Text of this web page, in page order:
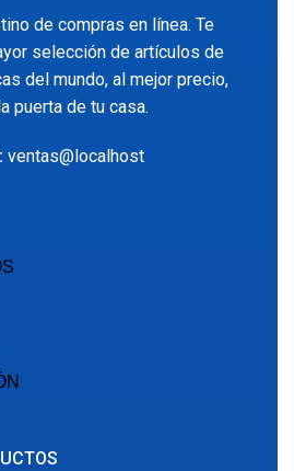
de compras en línea. Te
selección de artículos de
del mundo, al mejor precio,
puerta de tu casa.
ventas@localhost